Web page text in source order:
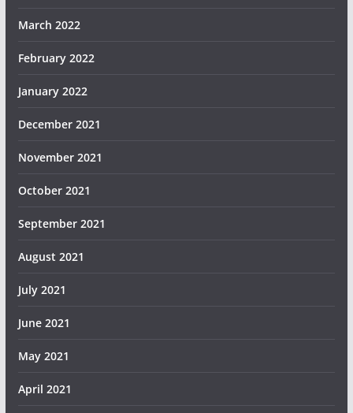
March 2022
February 2022
January 2022
December 2021
November 2021
October 2021
September 2021
August 2021
July 2021
June 2021
May 2021
April 2021